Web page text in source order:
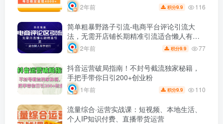
2年前 积分9.9 116
简单粗暴野路子引流-电商平台评论引流大
法，无需开店铺长期精准引流适合懒人有手
就行2年前 积分9.9 77
抖音运营破局指南！不封号截流独家秘籍，
手把手带你日引200+创业粉
1年前 积分9.9 110
流量综合·运营实战课：短视频、本地生活、
个人IP知识付费、直播带货运营